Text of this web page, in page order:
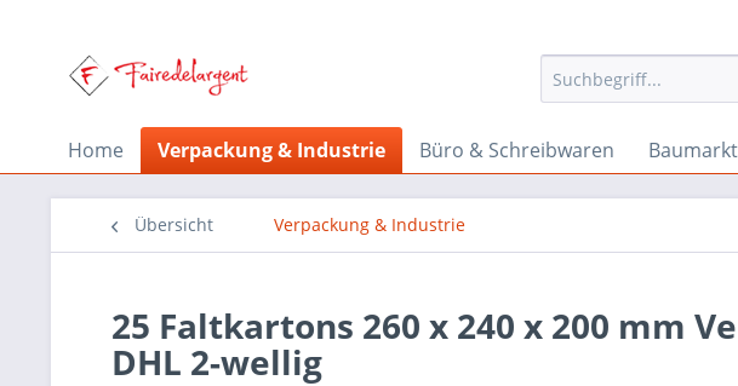
Home Verpackung & Industrie Büro & Schreibwaren
Übersicht Verpackung & Industrie
25 Faltkartons 260 x 240 x 200 mm
DHL 2-wellig